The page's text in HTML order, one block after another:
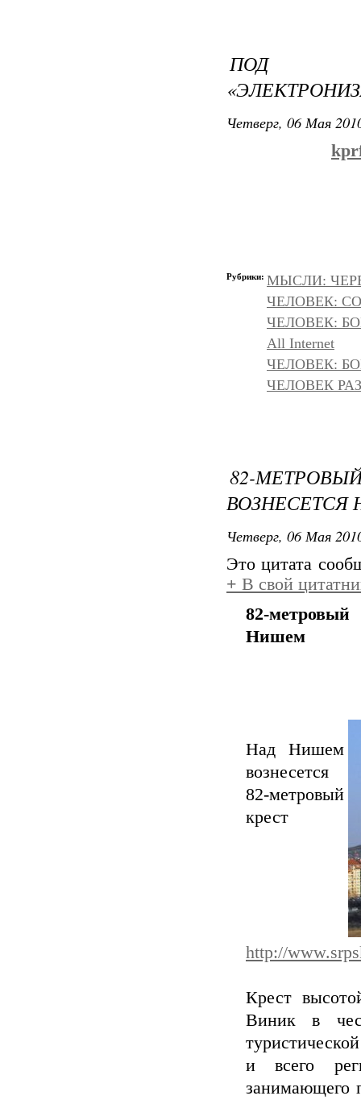
ПОД
Четверг, 06 Мая
Рубрики: МЫСЛИ:
ЧЕЛОВЕК:
ЧЕЛОВЕК:
All Internet
ЧЕЛОВЕК:
ЧЕЛОВЕК
82-
Четверг, 06 Мая
Это цитата
+ В свой
82-
Нишем
Над Нишем
вознесется
82-метровый
крест
http://
Крест
Виник в
и всего
занимающего